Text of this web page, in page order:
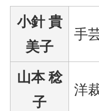
小針 貴
美子
手
山本 稔
子
洋